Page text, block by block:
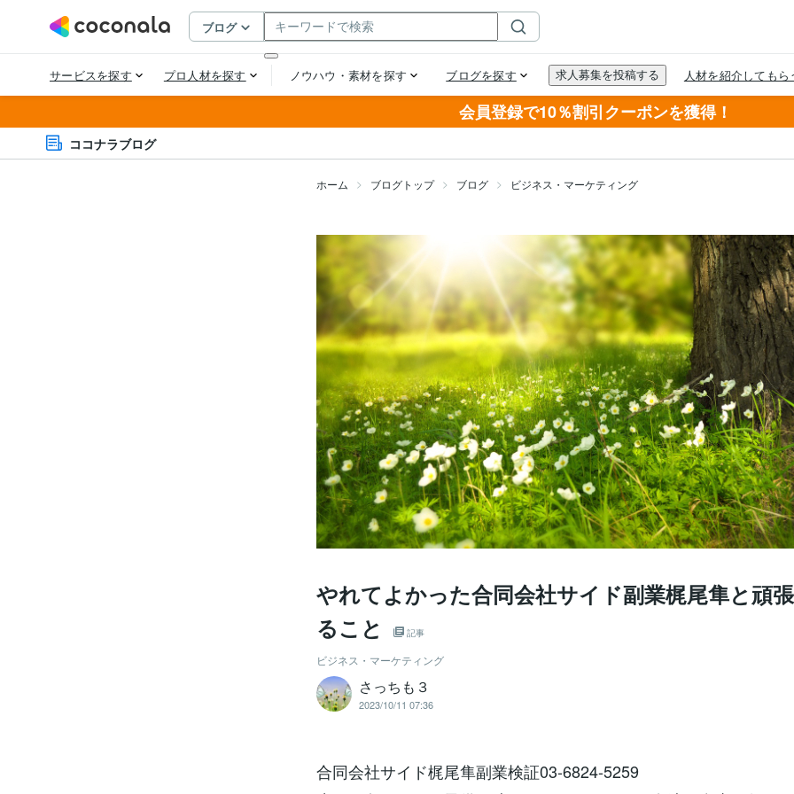
会員登録で10％割引クーポンを獲得！
ココナラブログ
ホーム ブログトップ ブログ ビジネス・マーケティング
やれてよかった合同会社サイド副業梶尾隼と頑
ること
記事
ビジネス・マーケティング
さっちも３
2023/10/11 07:36
合同会社サイド梶尾隼副業検証03-6824-5259